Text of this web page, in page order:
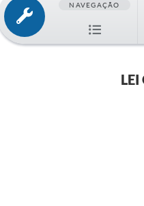
NAVEGAÇÃO